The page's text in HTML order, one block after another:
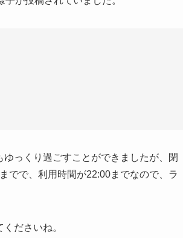
っくり過ごすことができましたが、閉
でで、利用時間が22:00までなので、ラ
ださいね。